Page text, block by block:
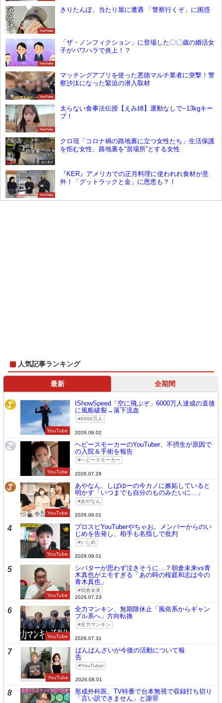
YouTube
きりたんぽ、当たり屋に遭遇 「警察行くぞ」に困惑
YouTube
「ザ・ノンフィクション」に登場した〇〇歳の婚活女
子がパワハラで炎上！？
YouTube
マッチングアプリを使った悪徳マルチ業者に突撃！警
察沙汰になった緊迫の潜入取材
YouTube
太らない食事法伝授【えみ姉】運動なしで−13kgキー
プ！
エンタメ
クロ現「コロナ禍の路地裏に立つ女性たち」生活保護
を拒む女性、路地裏を“居場所”とする女性
YouTube
『KER』アメリカでの正月料理に使われれ食材が意
外！「グットラックと金」に恩恵も？！
人気記事ランキング
最新 全期間
1
YouTube
IShowSpeed「空に飛ぶぞ」6000万人達成の直後
に風船破裂→落下流血
6000万人
2026.08.02
2
YouTube
ヘビースモーカーのYouTuber、不摂生が原因で
の入院＆手術を報告
ヘビースモーカー
2026.07.28
3
YouTube
あやなん、しばゆーの今カノに嫉妬していると
明かす「いつまでも自分のものみたいに…」
あやなん
2026.08.01
4
YouTube
プロスピYouTuberやちゃお。メンバーからのい
じめを告発し、相手も名指しで批判
いじめ
2026.08.01
5
YouTube
シバターが思わず泣きそうに…？朝倉未来vs青
木真也がエモすぎる「あの時の桜庭和志は今の
青木真也」
朝倉未来
2026.07.23
6
YouTube
全力マンキン、無期限休止「風俗系からギャン
ブル系へ」方向転換
全力マンキン
2026.07.31
7
YouTube
ばんばんざいが今後の活動について報
告
YouTuber
2026.08.01
8
形成外科医、TV特番で台本無視で収録打ち切り
「言い訳できません」と謝罪